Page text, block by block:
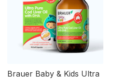
Brauer Baby & Kids Ultra